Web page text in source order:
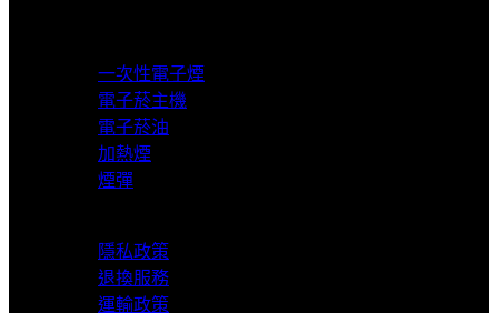
一次性電子煙
電子菸主機
電子菸油
加熱煙
煙彈
隱私政策
退換服務
運輸政策